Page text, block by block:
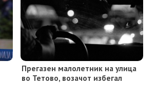
Прегазен малолетник на улица
во Тетово, возачот избегал